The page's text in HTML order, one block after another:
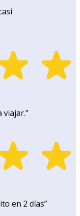
viajar.”
en 2 días”